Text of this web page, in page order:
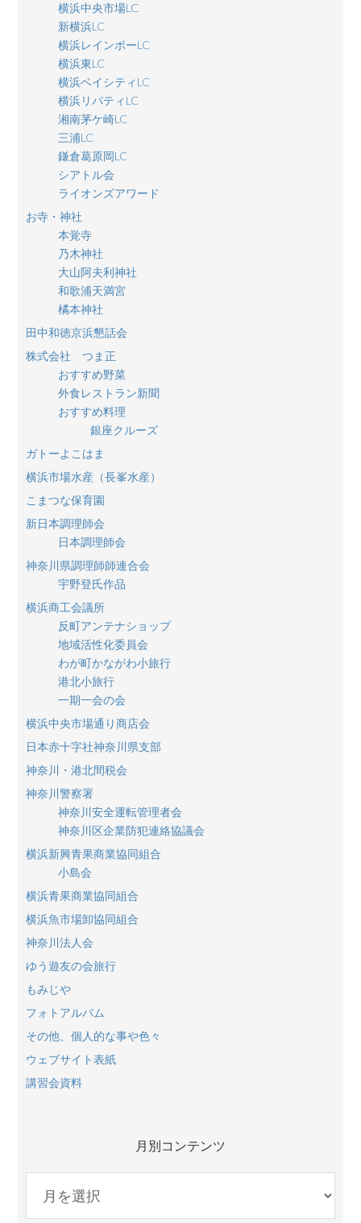
横浜中央市場LC
新横浜LC
横浜レインボーLC
横浜東LC
横浜ベイシティLC
横浜リバティLC
湘南茅ケ崎LC
三浦LC
鎌倉葛原岡LC
シアトル会
ライオンズアワード
お寺・神社
本覚寺
乃木神社
大山阿夫利神社
和歌浦天満宮
橘本神社
田中和徳京浜懇話会
株式会社 つま正
おすすめ野菜
外食レストラン新聞
おすすめ料理
銀座クルーズ
ガトーよこはま
横浜市場水産（長峯水産）
こまつな保育園
新日本調理師会
日本調理師会
神奈川県調理師師連合会
宇野登氏作品
横浜商工会議所
反町アンテナショップ
地域活性化委員会
わが町かながわ小旅行
港北小旅行
一期一会の会
横浜中央市場通り商店会
日本赤十字社神奈川県支部
神奈川・港北間税会
神奈川警察署
神奈川安全運転管理者会
神奈川区企業防犯連絡協議会
横浜新興青果商業協同組合
小島会
横浜青果商業協同組合
横浜魚市場卸協同組合
神奈川法人会
ゆう遊友の会旅行
もみじや
フォトアルバム
その他、個人的な事や色々
ウェブサイト表紙
講習会資料
月別コンテンツ
コ